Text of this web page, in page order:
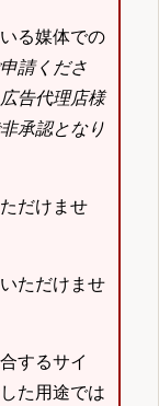
る媒体での
請くださ
告代理店様
承認となり
だけませ
ただけませ
するサイ
た用途では